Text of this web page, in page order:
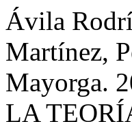
Ávila
Martínez,
Mayorga.
LA